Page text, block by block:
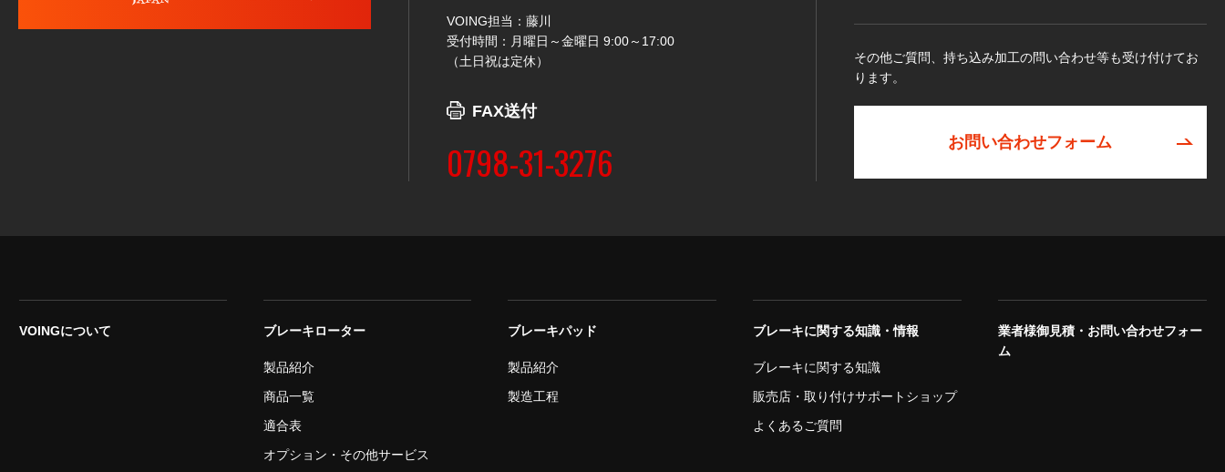
VOING担当：藤川
受付時間：月曜日～金曜日 9:00～17:00
（土日祝は定休）
FAX送付
0798-31-3276
その他ご質問、持ち込み加工の問い合わせ等も受け付けてお
ります。
お問い合わせフォーム
VOINGについて ブレーキローター
製品紹介
商品一覧
適合表
オプション・その他サービス
ブレーキパッド
製品紹介
製造工程
ブレーキに関する知識・情報
ブレーキに関する知識
販売店・取り付けサポートショップ
よくあるご質問
業者様御見積・お問い合わせフォー
ム